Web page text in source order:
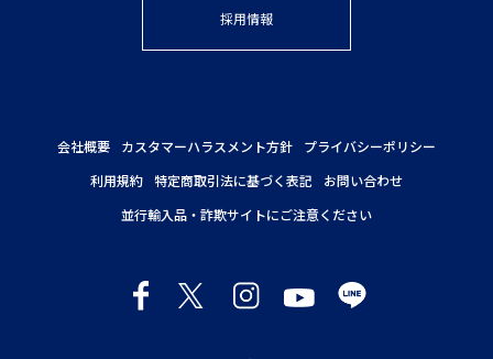
採用情報
会社概要 カスタマーハラスメント方針
プライバシーポリシー
利用規約 特定商取引法に基づく表記
お問い合わせ
並行輸入品・詐欺サイトにご注意ください